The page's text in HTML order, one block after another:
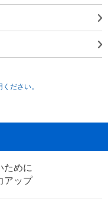
ださい。
ために
アップ